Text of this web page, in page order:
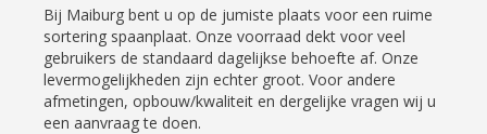
Bij Maiburg bent u op de jumiste plaats voor een ruime
sortering spaanplaat. Onze voorraad dekt voor veel
gebruikers de standaard dagelijkse behoefte af. Onze
levermogelijkheden zijn echter groot. Voor andere
afmetingen, opbouw/kwaliteit en dergelijke vragen wij u
een aanvraag te doen.